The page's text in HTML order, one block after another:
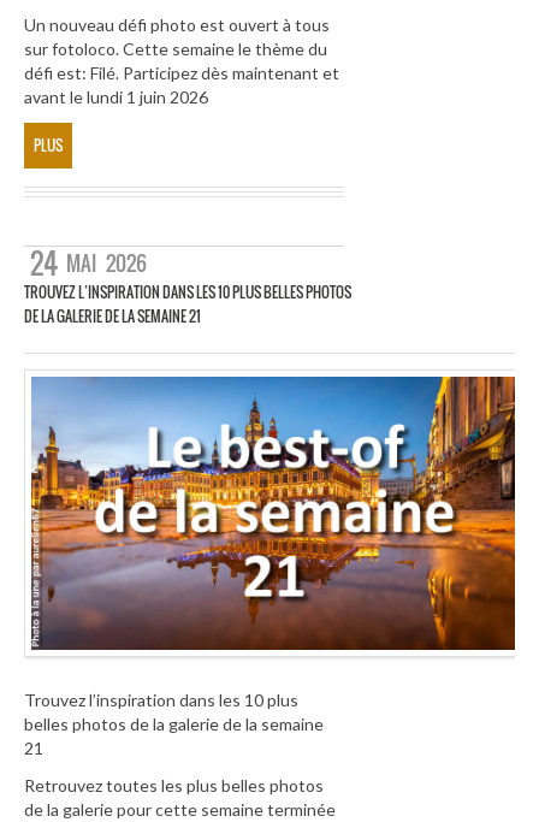
Un nouveau défi photo est ouvert à tous
sur fotoloco. Cette semaine le thème du
défi est: Filé. Participez dès maintenant et
avant le lundi 1 juin 2026
PLUS
24 MAI 2026
TROUVEZ L’INSPIRATION DANS LES 10 PLUS BELLES PHOTOS
DE LA GALERIE DE LA SEMAINE 21
Trouvez l’inspiration dans les 10 plus
belles photos de la galerie de la semaine
21
Retrouvez toutes les plus belles photos
de la galerie pour cette semaine terminée